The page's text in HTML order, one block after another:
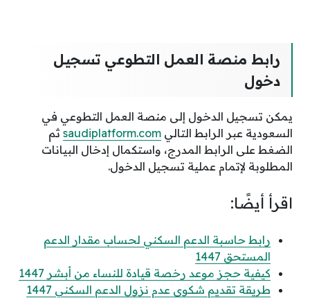
رابط منصة العمل التطوعي تسجيل
دخول
يمكن تسجيل الدخول إلى منصة العمل التطوعي في
السعودية عبر الرابط التالي saudiplatform.com ثم
الضغط على الرابط المدرج، واستكمال إدخال البيانات
المطلوبة لإتمام عملية تسجيل الدخول.
اقرأ أيضًا:
رابط حاسبة الدعم السكني لحساب مقدار الدعم
المستحق 1447
كيفية حجز موعد رخصة قيادة للنساء من أبشر 1447
طريقة تقديم شكوى عدم نزول الدعم السكني 1447